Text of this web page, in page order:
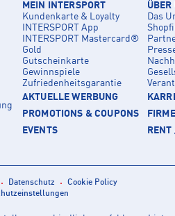
MEIN INTERSPORT
Kundenkarte & Loyalty
INTERSPORT App
INTERSPORT Mastercard®
Gold
Gutscheinkarte
Gewinnspiele
Zufriedenheitsgarantie
AKTUELLE WERBUNG
PROMOTIONS & COUPONS
EVENTS
ÜBER
Das
RENT
Datenschutz
Cookie Policy